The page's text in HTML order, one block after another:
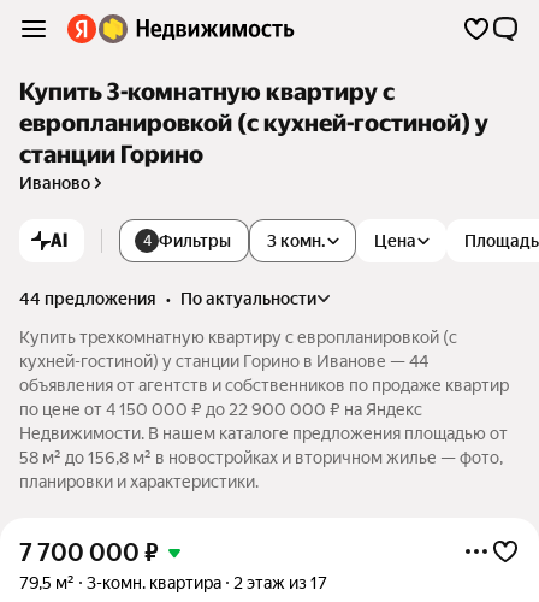
Купить 3-комнатную квартиру с
европланировкой (с кухней-гостиной) у
станции Горино
Иваново
AI 4 Фильтры 3 комн. Цена Площадь
44 предложения •
по актуальности
Купить трехкомнатную квартиру с европланировкой (с
кухней-гостиной) у станции Горино в Иванове — 44
объявления от агентств и собственников по продаже квартир
по цене от 4 150 000 ₽ до 22 900 000 ₽ на Яндекс
Недвижимости. В нашем каталоге предложения площадью от
58 м² до 156,8 м² в новостройках и вторичном жилье — фото,
планировки и характеристики.
7 700 000 ₽
79,5 м² 3-комн. квартира 2 этаж из 17